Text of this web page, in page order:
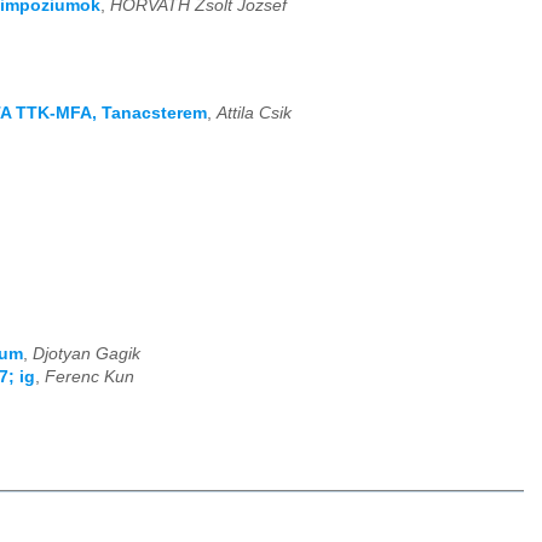
HORVATH Zsolt Jozsef
TTK-MFA, Tanacsterem,Attila Csik
Djotyan Gagik
ig Ferenc Kun